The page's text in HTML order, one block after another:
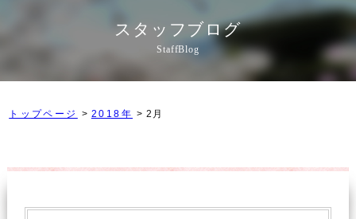
スタッフブログ
StaffBlog
トップページ 2018年 2月